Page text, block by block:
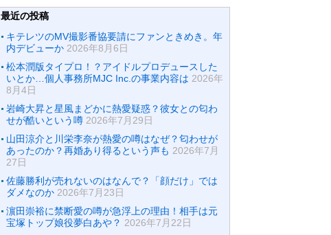
最近の投稿
キテレツのMV撮影番協要請にファンときめき。年
内デビューか 2026年8月6日
松本潤版タイプロ！？アイドルプロデュースした
いとか…個人事務所MJC Inc.の事業内容は 2026年
8月4日
岩崎大昇と星風まどかに熱愛疑惑？彼女との匂わ
せが酷いという噂 2026年7月29日
山田涼介と川栄李奈が熱愛の噂はなぜ？匂わせが
あったのか？再婚あり得るという声も 2026年7月
27日
佐藤勝利が売れないのはなんで？「顔だけ」では
ダメなのか 2026年7月23日
濵田崇裕に禁断愛の噂が急浮上の理由！相手は元
宝塚トップ娘役夢白あや？ 2026年7月22日